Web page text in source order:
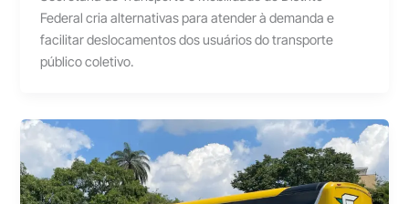
Federal cria alternativas para atender à demanda e
facilitar deslocamentos dos usuários do transporte
público coletivo.